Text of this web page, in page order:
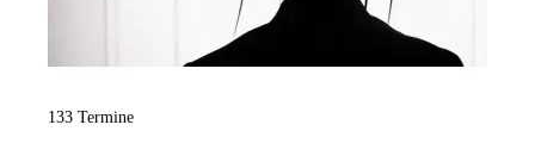
133 Termine